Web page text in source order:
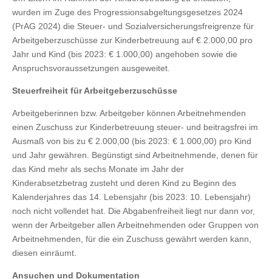
wurden im Zuge des Progressionsabgeltungsgesetzes 2024
(PrAG 2024) die Steuer- und Sozialversicherungsfreigrenze für
Arbeitgeberzuschüsse zur Kinderbetreuung auf € 2.000,00 pro
Jahr und Kind (bis 2023: € 1.000,00) angehoben sowie die
Anspruchsvoraussetzungen ausgeweitet.
Steuerfreiheit für Arbeitgeberzuschüsse
Arbeitgeberinnen bzw. Arbeitgeber können Arbeitnehmenden
einen Zuschuss zur Kinderbetreuung steuer- und beitragsfrei im
Ausmaß von bis zu € 2.000,00 (bis 2023: € 1.000,00) pro Kind
und Jahr gewähren. Begünstigt sind Arbeitnehmende, denen für
das Kind mehr als sechs Monate im Jahr der
Kinderabsetzbetrag zusteht und deren Kind zu Beginn des
Kalenderjahres das 14. Lebensjahr (bis 2023: 10. Lebensjahr)
noch nicht vollendet hat. Die Abgabenfreiheit liegt nur dann vor,
wenn der Arbeitgeber allen Arbeitnehmenden oder Gruppen von
Arbeitnehmenden, für die ein Zuschuss gewährt werden kann,
diesen einräumt.
Ansuchen und Dokumentation